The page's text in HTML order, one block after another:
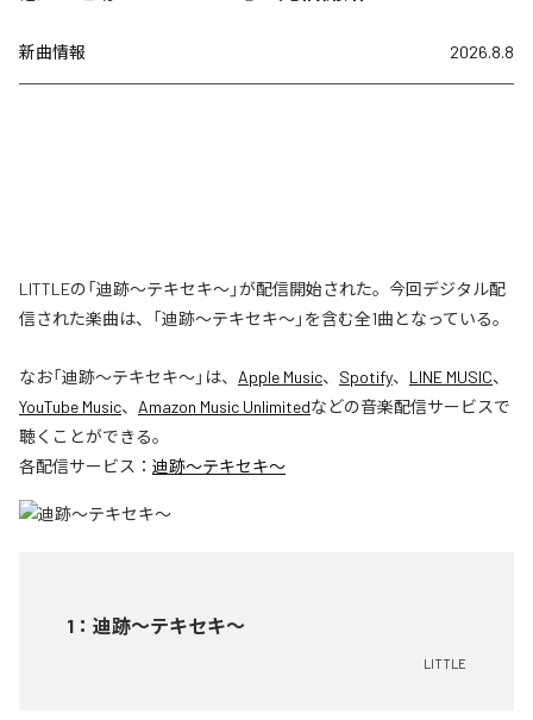
新曲情報 2026.8.8
LITTLEの「迪跡〜テキセキ〜」が配信開始された。今回デジタル配
信された楽曲は、「迪跡〜テキセキ〜」を含む全1曲となっている。
なお「迪跡〜テキセキ〜」は、 Apple Music、 Spotify、 LINE MUSIC、
YouTube Music、 Amazon Music Unlimitedなどの音楽配信サービスで
聴くことができる。
各配信サービス： 迪跡〜テキセキ〜
1 ： 迪跡〜テキセキ〜
LITTLE